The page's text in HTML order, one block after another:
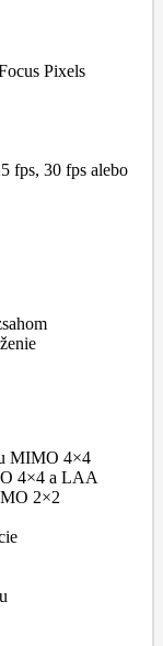
Pixels
fps, 30 fps alebo
MIMO 4×4
4×4 a LAA
2×2